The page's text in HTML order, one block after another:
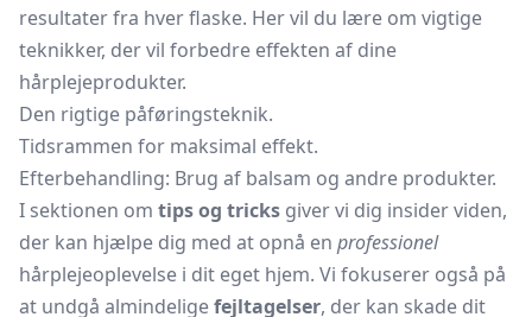
resultater fra hver flaske. Her vil du lære om vigtige
teknikker, der vil forbedre effekten af dine
hårplejeprodukter.
Den rigtige påføringsteknik.
Tidsrammen for maksimal effekt.
Efterbehandling: Brug af balsam og andre produkter.
I sektionen om tips og tricks giver vi dig insider viden,
der kan hjælpe dig med at opnå en professionel
hårplejeoplevelse i dit eget hjem. Vi fokuserer også på
at undgå almindeligefejltagelser, der kan skade dit